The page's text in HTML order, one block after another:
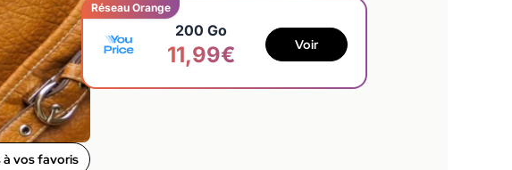
vos favoris
Réseau Orange
200 Go
11,99€ Voir